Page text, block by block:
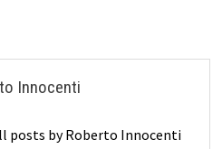
Innocenti
posts by Roberto Innocenti